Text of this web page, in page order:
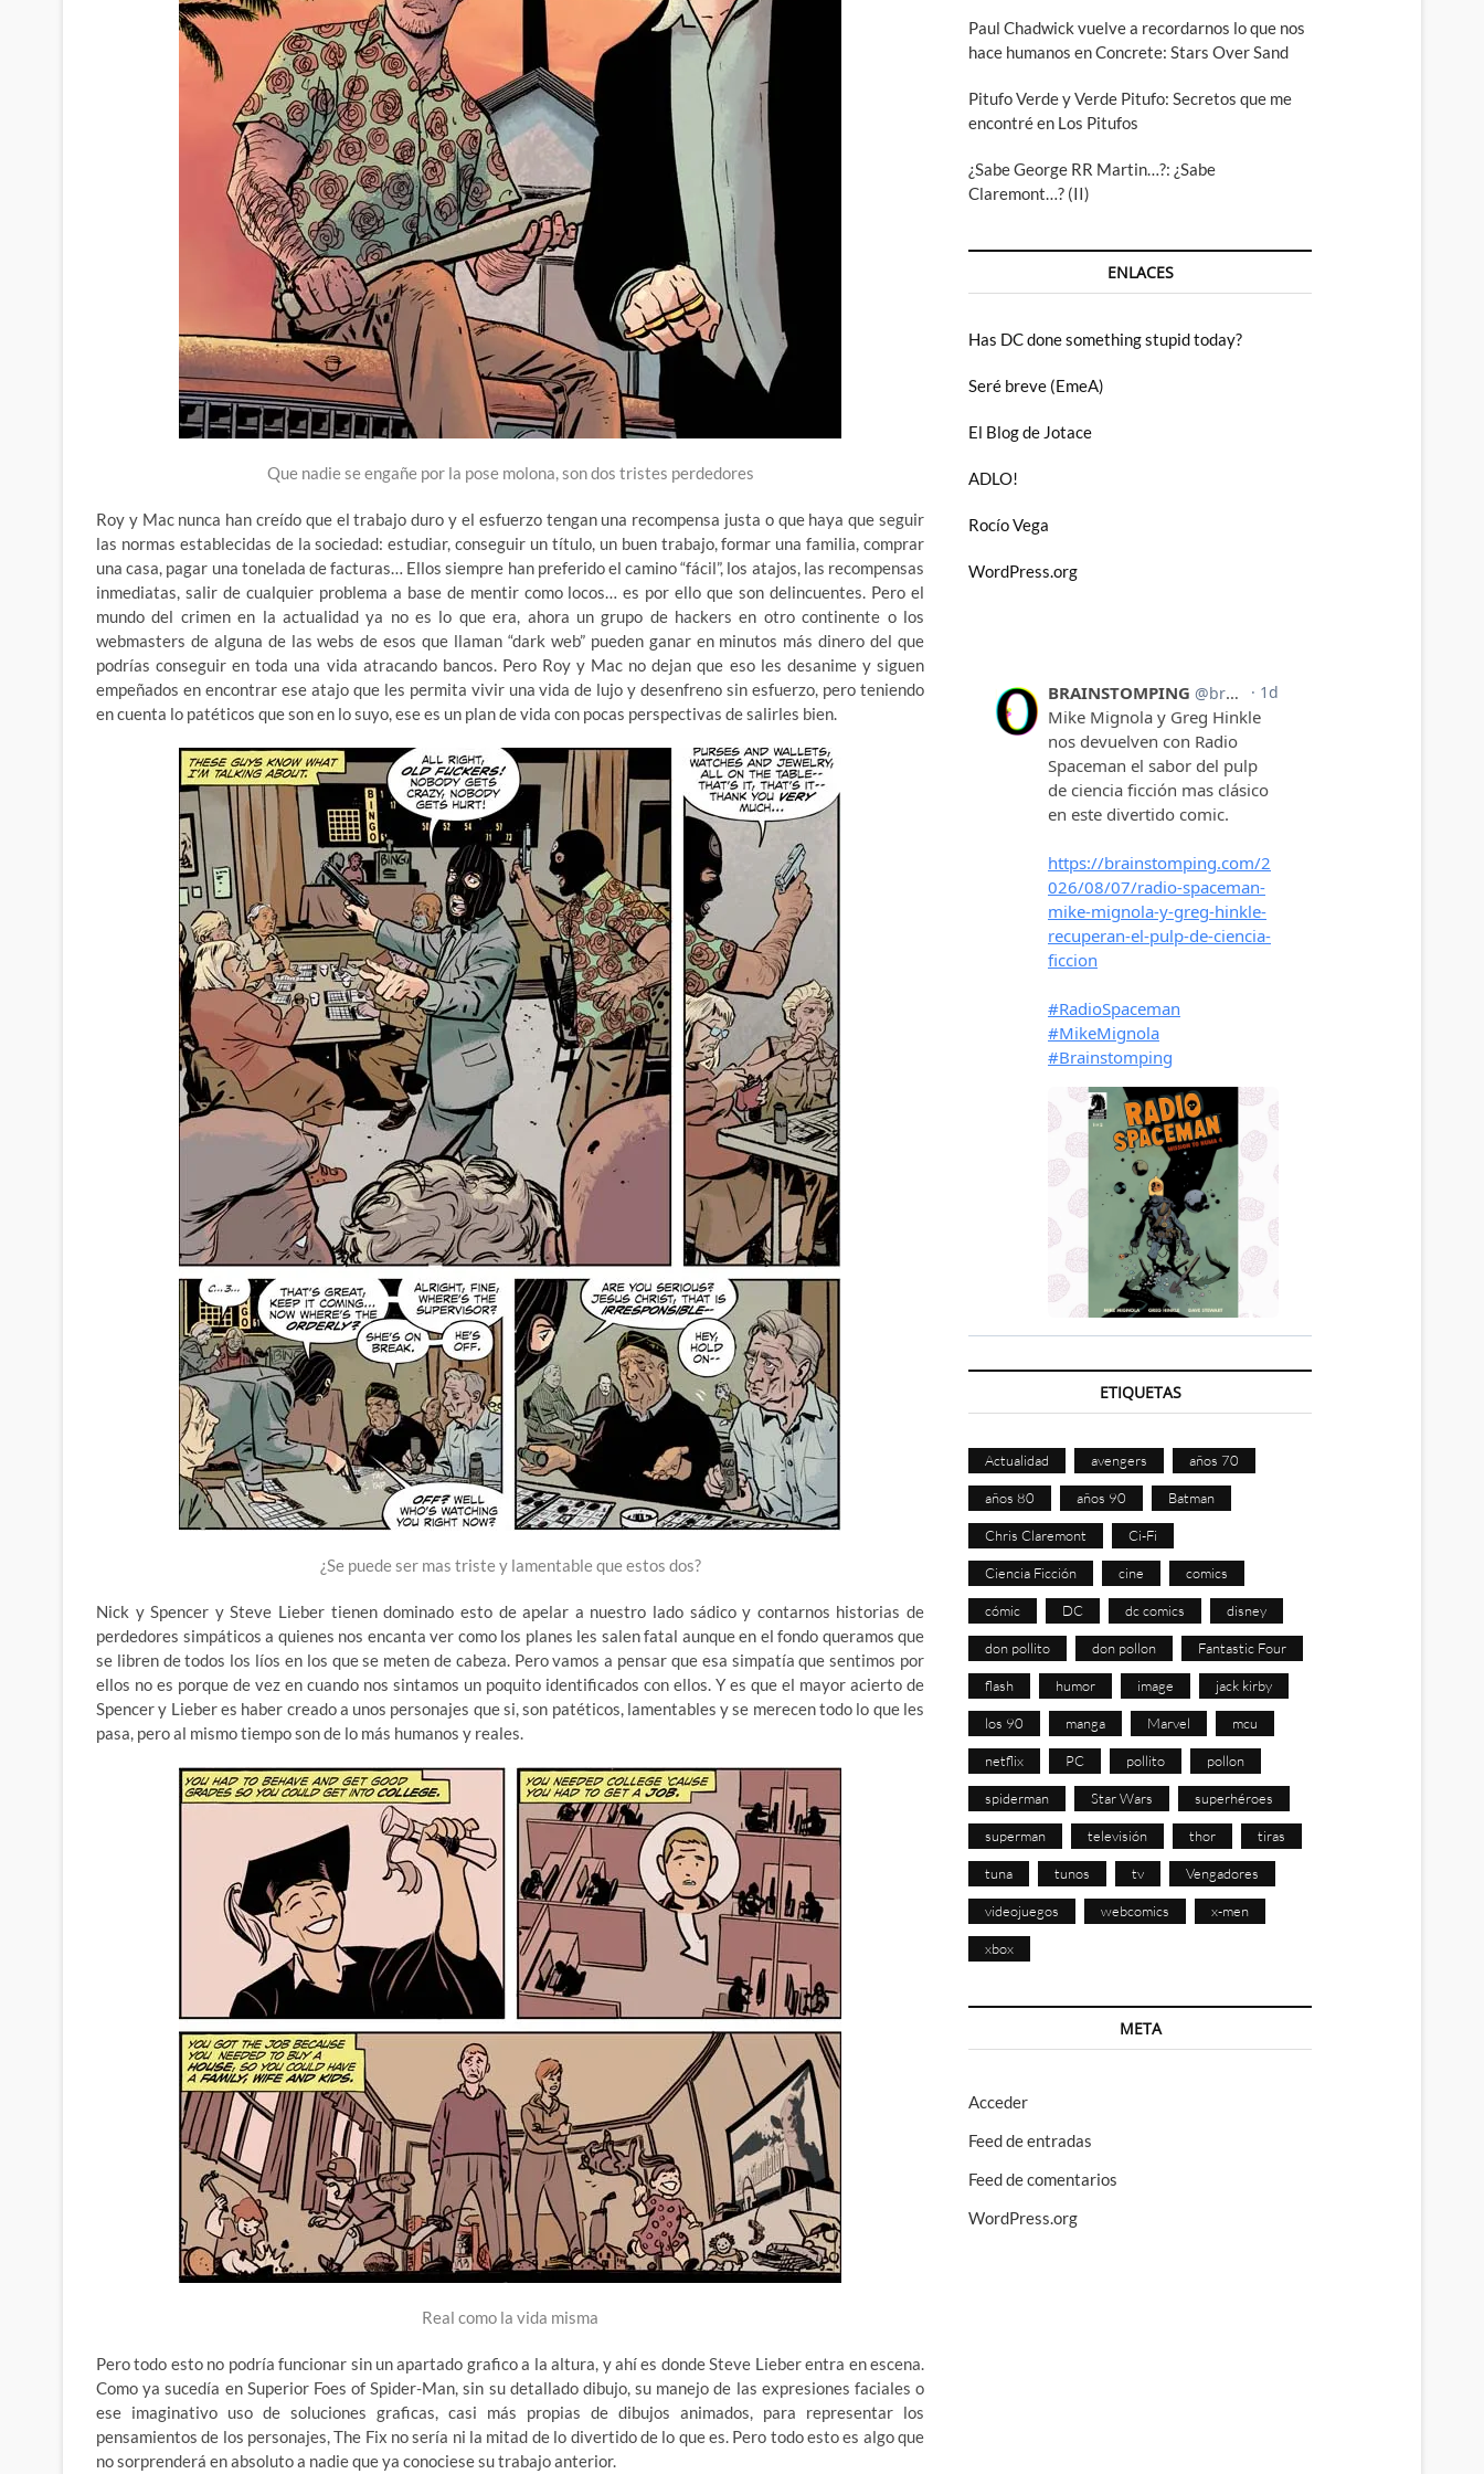
Que nadie se engañe por la pose molona, son dos tristes perdedores
Roy y Mac nunca han creído que el trabajo duro y el esfuerzo tengan una recompensa justa o que haya que seguir
las normas establecidas de la sociedad: estudiar, conseguir un título, un buen trabajo, formar una familia, comprar
una casa, pagar una tonelada de facturas… Ellos siempre han preferido el camino “fácil”, los atajos, las recompensas
inmediatas, salir de cualquier problema a base de mentir como locos… es por ello que son delincuentes. Pero el
mundo del crimen en la actualidad ya no es lo que era, ahora un grupo de hackers en otro continente o los
webmasters de alguna de las webs de esos que llaman “dark web” pueden ganar en minutos más dinero del que
podrías conseguir en toda una vida atracando bancos. Pero Roy y Mac no dejan que eso les desanime y siguen
empeñados en encontrar ese atajo que les permita vivir una vida de lujo y desenfreno sin esfuerzo, pero teniendo
en cuenta lo patéticos que son en lo suyo, ese es un plan de vida con pocas perspectivas de salirles bien.
¿Se puede ser mas triste y lamentable que estos dos?
Nick y Spencer y Steve Lieber tienen dominado esto de apelar a nuestro lado sádico y contarnos historias de
perdedores simpáticos a quienes nos encanta ver como los planes les salen fatal aunque en el fondo queramos que
se libren de todos los líos en los que se meten de cabeza. Pero vamos a pensar que esa simpatía que sentimos por
ellos no es porque de vez en cuando nos sintamos un poquito identificados con ellos. Y es que el mayor acierto de
Spencer y Lieber es haber creado a unos personajes que si, son patéticos, lamentables y se merecen todo lo que les
pasa, pero al mismo tiempo son de lo más humanos y reales.
Real como la vida misma
Pero todo esto no podría funcionar sin un apartado grafico a la altura, y ahí es donde Steve Lieber entra en escena.
Como ya sucedía en Superior Foes of Spider-Man, sin su detallado dibujo, su manejo de las expresiones faciales o
ese imaginativo uso de soluciones graficas, casi más propias de dibujos animados, para representar los
pensamientos de los personajes, The Fix no sería ni la mitad de lo divertido de lo que es. Pero todo esto es algo que
no sorprenderá en absoluto a nadie que ya conociese su trabajo anterior.
Paul Chadwick vuelve a recordarnos lo que nos
hace humanos en Concrete: Stars Over Sand
Pitufo Verde y Verde Pitufo: Secretos que me
encontré en Los Pitufos
¿Sabe George RR Martin…?: ¿Sabe
Claremont…? (II)
ENLACES
Has DC done something stupid today?
Seré breve (EmeA)
El Blog de Jotace
ADLO!
Rocío Vega
WordPress.org
ETIQUETAS
Actualidad avengers años 70
años 80 años 90 Batman
Chris Claremont Ci-Fi
Ciencia Ficción cine comics
cómic DC dc comics disney
don pollito don pollon Fantastic Four
flash humor image jack kirby
los 90 manga Marvel mcu
netflix PC pollito pollon
spiderman Star Wars superhéroes
superman televisión thor tiras
tuna tunos tv Vengadores
videojuegos webcomics x-men
xbox
META
Acceder
Feed de entradas
Feed de comentarios
WordPress.org